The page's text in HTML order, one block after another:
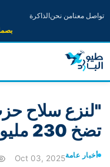
تواصل معنامن نحنالذاكرة
"لنزع سلاح
تضخ 230 مليون دولار للبنان
أخبار عامةOct 03, 2025